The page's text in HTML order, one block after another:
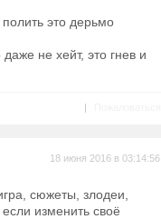
это дерьмо
не хейт, это гнев и
|
18 июня 2016 в 03:14:56
сюжеты, злодеи,
изменить своё